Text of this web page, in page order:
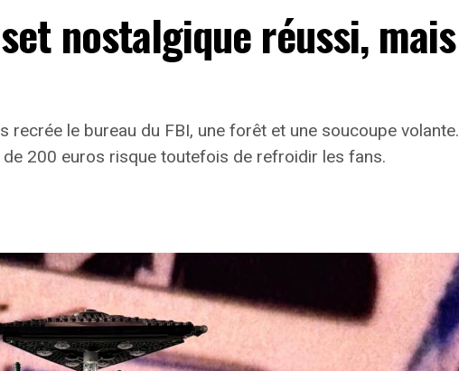
set nostalgique réussi, mais
recrée le bureau du FBI, une forêt et une soucoupe volante.
200 euros risque toutefois de refroidir les fans.